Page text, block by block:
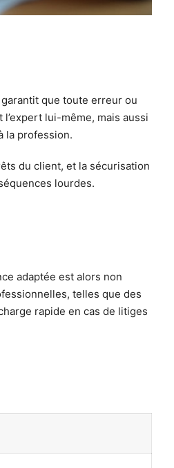
que toute erreur ou
lui-même, mais aussi
la profession.
du client, et la sécurisation
lourdes.
adaptée est alors non
telles que des
rapide en cas de litiges